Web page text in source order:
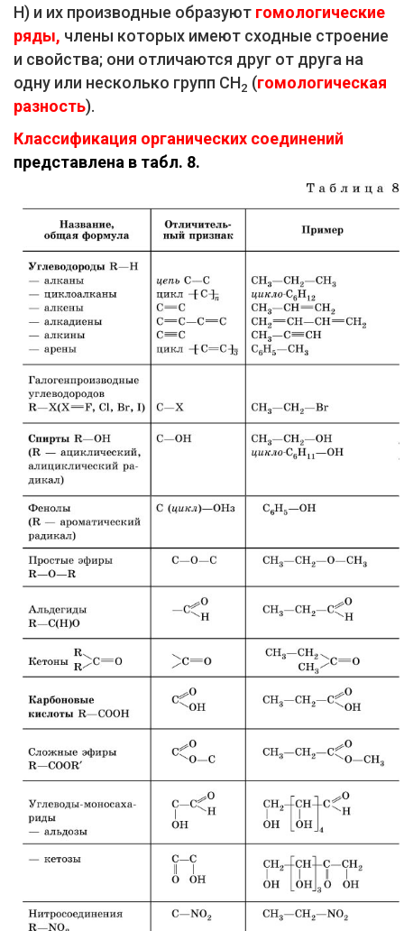
Н) и их производные образуют гомологические
ряды, члены которых имеют сходные строение
и свойства; они отличаются друг от друга на
одну или несколько групп СН2 (гомологическая
разность).
Классификация органических соединений
представлена в табл. 8.